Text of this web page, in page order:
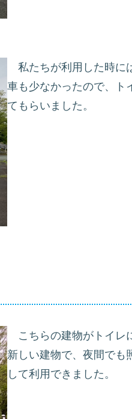
私たちが利用した時に
車も少なかったので、ト
てもらいました。
こちらの建物がトイレ
新しい建物で、夜間でも
して利用できました。